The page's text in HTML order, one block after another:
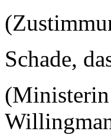
Schade,
(Ministerin